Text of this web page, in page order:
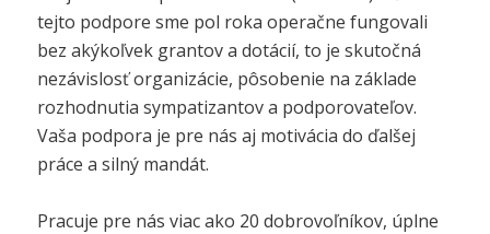
tejto podpore sme pol roka operačne fungovali
bez akýkoľvek grantov a dotácií, to je skutočná
nezávislosť organizácie, pôsobenie na základe
rozhodnutia sympatizantov a podporovateľov.
Vaša podpora je pre nás aj motivácia do ďalšej
práce a silný mandát.
Pracuje pre nás viac ako 20 dobrovoľníkov, úplne